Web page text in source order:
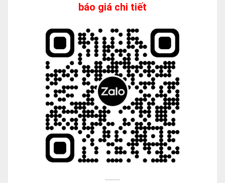
báo giá chi tiết